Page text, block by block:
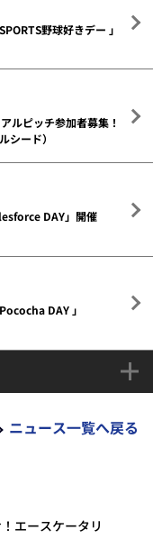
野球好きデー 」
ルピッチ参加者募集！
シード）
DAY」開催
DAY 」
ニュース一覧へ戻る
エースケータリ